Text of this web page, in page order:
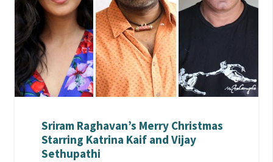
Sriram Raghavan’s Merry Christmas
Starring Katrina Kaif and Vijay
Sethupathi